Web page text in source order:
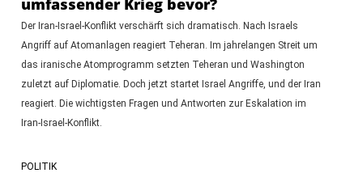
umfassender Krieg bevor?
Der Iran-Israel-Konflikt verschärft sich dramatisch. Nach Israels
Angriff auf Atomanlagen reagiert Teheran. Im jahrelangen Streit um
das iranische Atomprogramm setzten Teheran und Washington
zuletzt auf Diplomatie. Doch jetzt startet Israel Angriffe, und der Iran
reagiert. Die wichtigsten Fragen und Antworten zur Eskalation im
Iran-Israel-Konflikt.
POLITIK